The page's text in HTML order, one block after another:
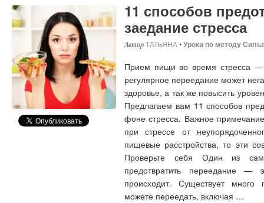
11 способов
заедание стресса
ТАТЬЯНА•Уроки по методу
Прием пищи во время стресса —
регулярное переедание может
здоровье, а так же повысить
Предлагаем вам 11 способов
фоне стресса. Важное
при стрессе от
пищевые расстройства, то эти
Проверьте себя Один из
предотвратить переедание —
происходит. Существует
можете переедать, включая …